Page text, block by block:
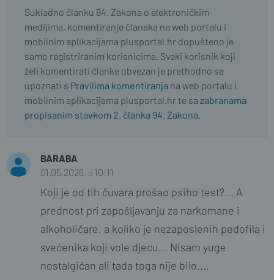
Sukladno članku 94. Zakona o elektroničkim
medijima, komentiranje članaka na web portalu i
mobilnim aplikacijama plusportal.hr dopušteno je
samo registriranim korisnicima. Svaki korisnik koji
želi komentirati članke obvezan je prethodno se
upoznati s Pravilima komentiranja na web portalu i
mobilnim aplikacijama plusportal.hr te sa zabranama
propisanim stavkom 2. članka 94. Zakona.
BARABA
01.05.2026. u 10:11
Koji je od tih čuvara prošao psiho test?... A
prednost pri zapošljavanju za narkomane i
alkoholičare, a koliko je nezaposlenih pedofila i
svećenika koji vole djecu... Nisam yuge
nostalgičan ali tada toga nije bilo....